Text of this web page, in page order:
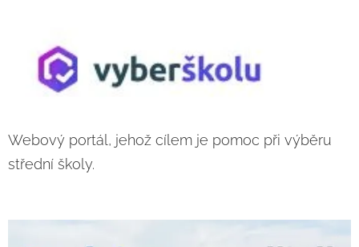
Webový portál, jehož cílem je pomoc při výběru
střední školy.